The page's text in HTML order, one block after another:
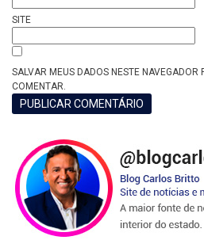
SITE
SALVAR MEUS DADOS NESTE
COMENTAR.